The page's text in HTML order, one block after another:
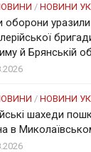
/ НОВИНИ
оборони
й Брянській
/ НОВИНИ
шахеди
в